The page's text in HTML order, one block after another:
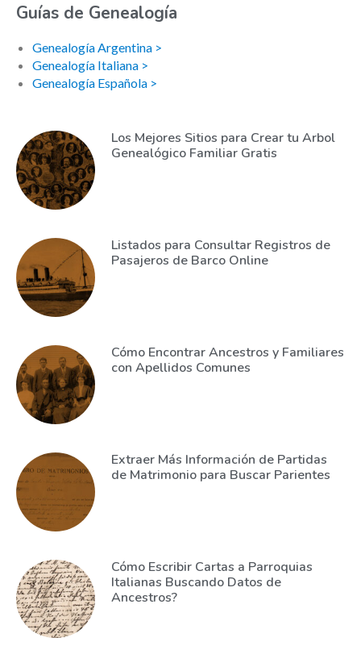
Guías de Genealogía
Genealogía Argentina >
Genealogía Italiana >
Genealogía Española >
Los Mejores Sitios para Crear tu Arbol
Genealógico Familiar Gratis
Listados para Consultar Registros de
Pasajeros de Barco Online
Cómo Encontrar Ancestros y Familiares
con Apellidos Comunes
Extraer Más Información de Partidas
de Matrimonio para Buscar Parientes
Cómo Escribir Cartas a Parroquias
Italianas Buscando Datos de
Ancestros?